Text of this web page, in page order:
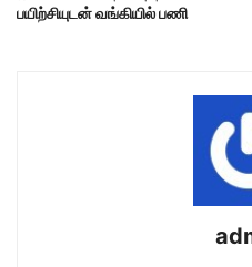
பயிற்சியுடன் வங்கியில் பணி